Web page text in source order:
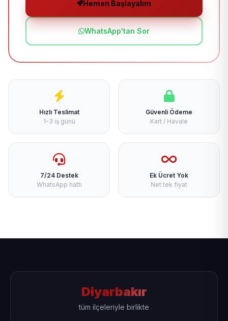
Hemen Başlayalım
WhatsApp'tan Sor
Hızlı Teslimat
1-3 iş günü
Güvenli Ödeme
Kart / Havale
7/24 Destek
WhatsApp hattı
Ek Ücret Yok
Net tek fiyat
Diyarbakır
tüm ilçeleriyle birlikte